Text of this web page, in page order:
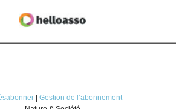
Gestion de l’abonnement